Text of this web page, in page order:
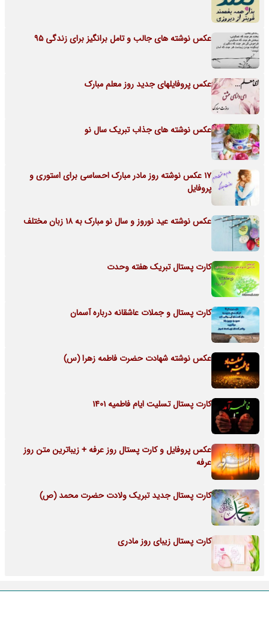
عکس نوشته های جالب و تامل برانگیز برای زندگی 95
عکس پروفایلهای جدید روز معلم مبارک
عکس نوشته های جذاب تبریک سال نو
17 عکس نوشته روز مادر مبارک احساسی برای استوری و
پروفایل
عکس نوشته عید نوروز و سال نو مبارک به 18 زبان مختلف
کارت پستال تبریک هفته وحدت
کارت پستال و جملات عاشقانه درباره آسمان
عکس نوشته شهادت حضرت فاطمه زهرا (س)
کارت پستال تسلیت ایام فاطمیه 1401
عکس پروفایل و کارت پستال روز عرفه + زیباترین متن روز
عرفه
کارت پستال جدید تبریک ولادت حضرت محمد (ص)
کارت پستال زیبای روز مادری